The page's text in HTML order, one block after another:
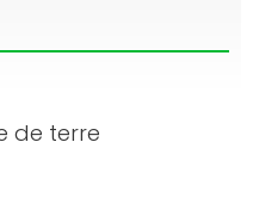
de terre